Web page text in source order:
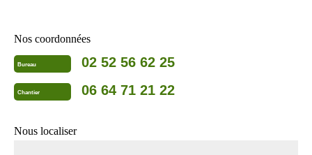
Nos coordonnées
Bureau 02 52 56 62 25
Chantier 06 64 71 21 22
Nous localiser